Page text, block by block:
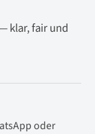
klar, fair und
oder